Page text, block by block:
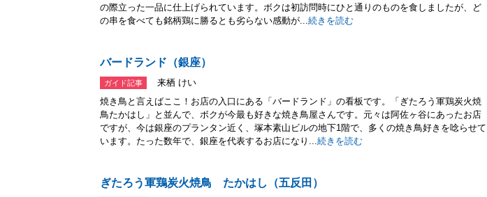
の際立った一品に仕上げられています。ボクは初訪問時にひと通りのものを食しましたが、ど
の串を食べても銘柄鶏に勝るとも劣らない感動が...続きを読む
バードランド（銀座）
ガイド記事
来栖 けい
焼き鳥と言えばここ！お店の入口にある「バードランド」の看板です。「ぎたろう軍鶏炭火焼
鳥たかはし」と並んで、ボクが今最も好きな焼き鳥屋さんです。元々は阿佐ヶ谷にあったお店
ですが、今は銀座のプランタン近く、塚本素山ビルの地下1階で、多くの焼き鳥好きを唸らせて
います。たった数年で、銀座を代表するお店になり...続きを読む
ぎたろう軍鶏炭火焼鳥 たかはし（五反田）